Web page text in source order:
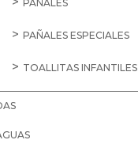
PAÑALES
PAÑALES ESPECIALES
TOALLITAS INFANTILES